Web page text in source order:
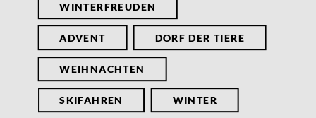
WINTERFREUDEN
ADVENT DORF DER TIERE
WEIHNACHTEN
SKIFAHREN WINTER